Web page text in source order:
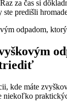
Raz za čas si
ste predišli
triediť
kde máte
niekoľko